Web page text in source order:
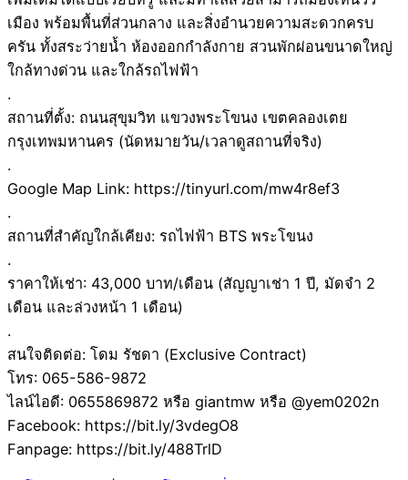
เมือง พร้อมพื้นที่ส่วนกลาง และสิ่งอำนวยความสะดวกครบ
ครัน ทั้งสระว่ายน้ำ ห้องออกกำลังกาย สวนพักผ่อนขนาดใหญ่
ใกล้ทางด่วน และใกล้รถไฟฟ้า
.
สถานที่ตั้ง: ถนนสุขุมวิท แขวงพระโขนง เขตคลองเตย
กรุงเทพมหานคร (นัดหมายวัน/เวลาดูสถานที่จริง)
.
Google Map Link: https://tinyurl.com/mw4r8ef3
.
สถานที่สำคัญใกล้เคียง: รถไฟฟ้า BTS พระโขนง
.
ราคาให้เช่า: 43,000 บาท/เดือน (สัญญาเช่า 1 ปี, มัดจำ 2
เดือน และล่วงหน้า 1 เดือน)
.
สนใจติดต่อ: โดม รัชดา (Exclusive Contract)
โทร: 065-586-9872
ไลน์ไอดี: 0655869872 หรือ giantmw หรือ @yem0202n
Facebook: https://bit.ly/3vdegO8
Fanpage: https://bit.ly/488TrlD